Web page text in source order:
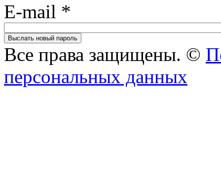
E-mail *
Все права защищены. ©
персональных данных